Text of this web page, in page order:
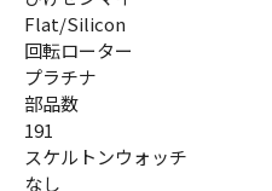
Flat/Silicon
回転ローター
プラチナ
部品数
191
スケルトンウォッチ
なし